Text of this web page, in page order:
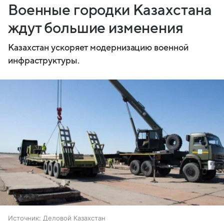
Военные городки Казахстана
ждут большие изменения
Казахстан ускоряет модернизацию военной
инфраструктуры.
Источник: Деловой Казахстан